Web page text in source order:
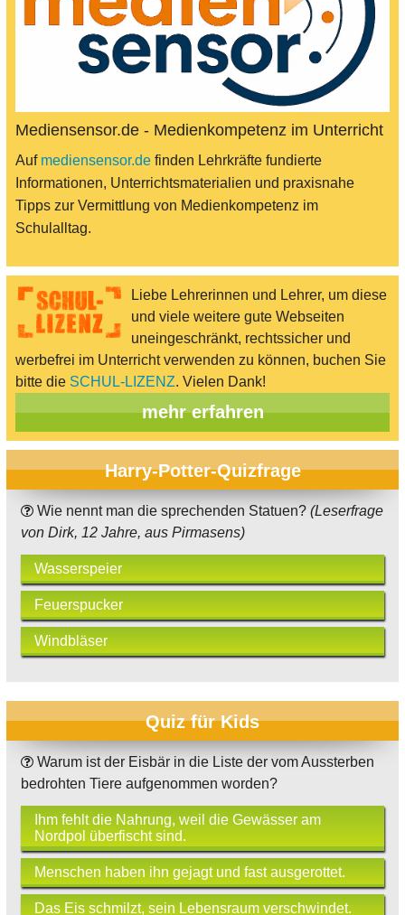
Mediensensor.de - Medienkompetenz im Unterricht
Auf mediensensor.de finden Lehrkräfte fundierte
Informationen, Unterrichtsmaterialien und praxisnahe
Tipps zur Vermittlung von Medienkompetenz im
Schulalltag.
Liebe Lehrerinnen und Lehrer, um diese
und viele weitere gute Webseiten
uneingeschränkt, rechtssicher und
werbefrei im Unterricht verwenden zu können, buchen Sie
bitte die SCHUL-LIZENZ. Vielen Dank!
mehr erfahren
Harry-Potter-Quizfrage
Wie nennt man die sprechenden Statuen? (Leserfrage
von Dirk, 12 Jahre, aus Pirmasens)
Wasserspeier
Feuerspucker
Windbläser
Quiz für Kids
Warum ist der Eisbär in die Liste der vom Aussterben
bedrohten Tiere aufgenommen worden?
Ihm fehlt die Nahrung, weil die Gewässer am
Nordpol überfischt sind.
Menschen haben ihn gejagt und fast ausgerottet.
Das Eis schmilzt, sein Lebensraum verschwindet.